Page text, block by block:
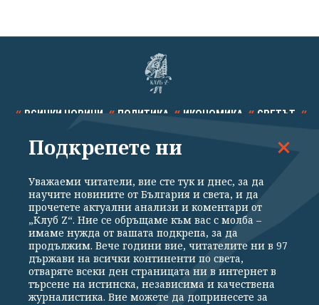
ВСИЧКИ НОВИНИ ПОЛИТИКА ИКОНОМИКА СВЕТЪТ
СПОРТ КУЛТУРА ТЕХНОЛОГИИ КАЛЕЙДОСКОП
Общи условия
Политика за поверителност
Реклама
Партньори Контакти
За Клуб Z
Екип
Подкрепете ни
Подкрепете ни
Уважаеми читатели, вие сте тук и днес, за да
научите новините от България и света, и да
прочетете актуални анализи и коментари от
„Клуб Z“. Ние се обръщаме към вас с молба –
имаме нужда от вашата подкрепа, за да
продължим. Вече години вие, читателите ни в 97
държави на всички континенти по света,
отваряте всеки ден страницата ни в интернет в
търсене на истинска, независима и качествена
журналистика. Вие можете да допринесете за